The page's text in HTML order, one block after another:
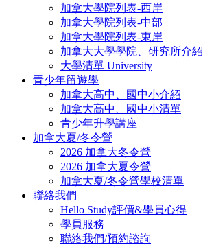
加拿大學院列表-西岸
加拿大學院列表-中部
加拿大學院列表-東岸
加拿大大學學院、研究所介紹
大學清單 University
青少年留遊學
加拿大高中、國中小介紹
加拿大高中、國中小清單
青少年升學講座
加拿大夏/冬令營
2026 加拿大冬令營
2026 加拿大夏令營
加拿大夏/冬令營學校清單
聯絡我們
Hello Study評價&學員心得
學員服務
聯絡我們/預約諮詢